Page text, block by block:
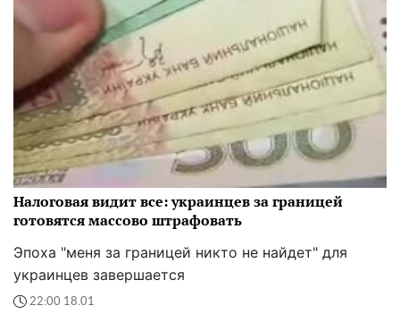
Налоговая видит все: украинцев за границей
готовятся массово штрафовать
Эпоха "меня за границей никто не найдет" для
украинцев завершается
22:00 18.01